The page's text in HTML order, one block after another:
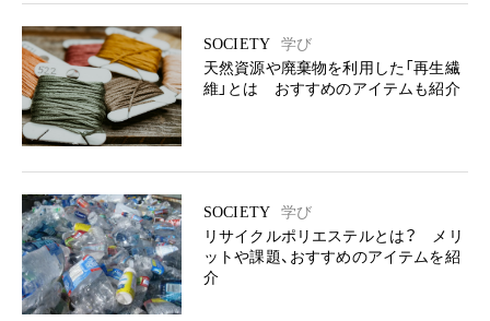
SOCIETY
学び
天然資源や廃棄物を利用した「再生繊
維」とは おすすめのアイテムも紹介
SOCIETY
学び
リサイクルポリエステルとは？ メリ
ットや課題、おすすめのアイテムを紹
介